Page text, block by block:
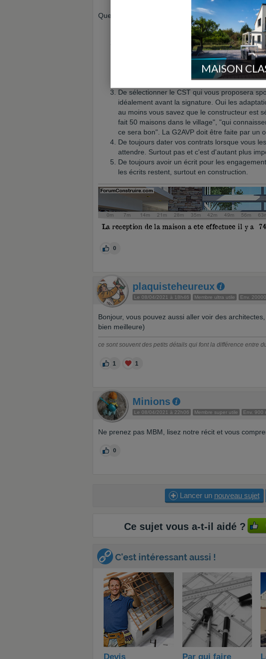
Quel que soit le constructeur faites en sorte :
De vérifier que tout soit carré dans leCCMI:
vous vous réservez (comme ça si vous ne
tout au CST dans les 4 mois). Pensez à tout
avenants et les surprises financières (il y en
certaines en amont). Evitez les "ou
De sélectionner le CST qui vous proposera
idéalement avant la signature. Oui les
au moins vous savez que le constructeur est
fait 50 maisons dans le village", "qui
ce sera bon". La G2AVP doit être faite par un
De toujours dater vos contrats lorsque vous
attendre. Surtout pas et c'est d'autant plus
De toujours avoir un écrit pour les
les écrits restent, surtout en construction.
0
plaquisteheureux
Le 08/04/2021 à 18h46 Membre ultra utile Env.
Bonjour, vous pouvez aussi aller voir des
bien meilleure)
ce sont souvent des petits détails qui font la différence entre
1 1
Minions
Le 08/04/2021 à 22h06 Membre super utile Env. 900
Ne prenez pas MBM, lisez notre récit et vous
0
Lancer un nouveau sujet
Ce sujet vous a-t-il aidé ?
C'est intéressant aussi !
Devis Par qui faire
MAISON